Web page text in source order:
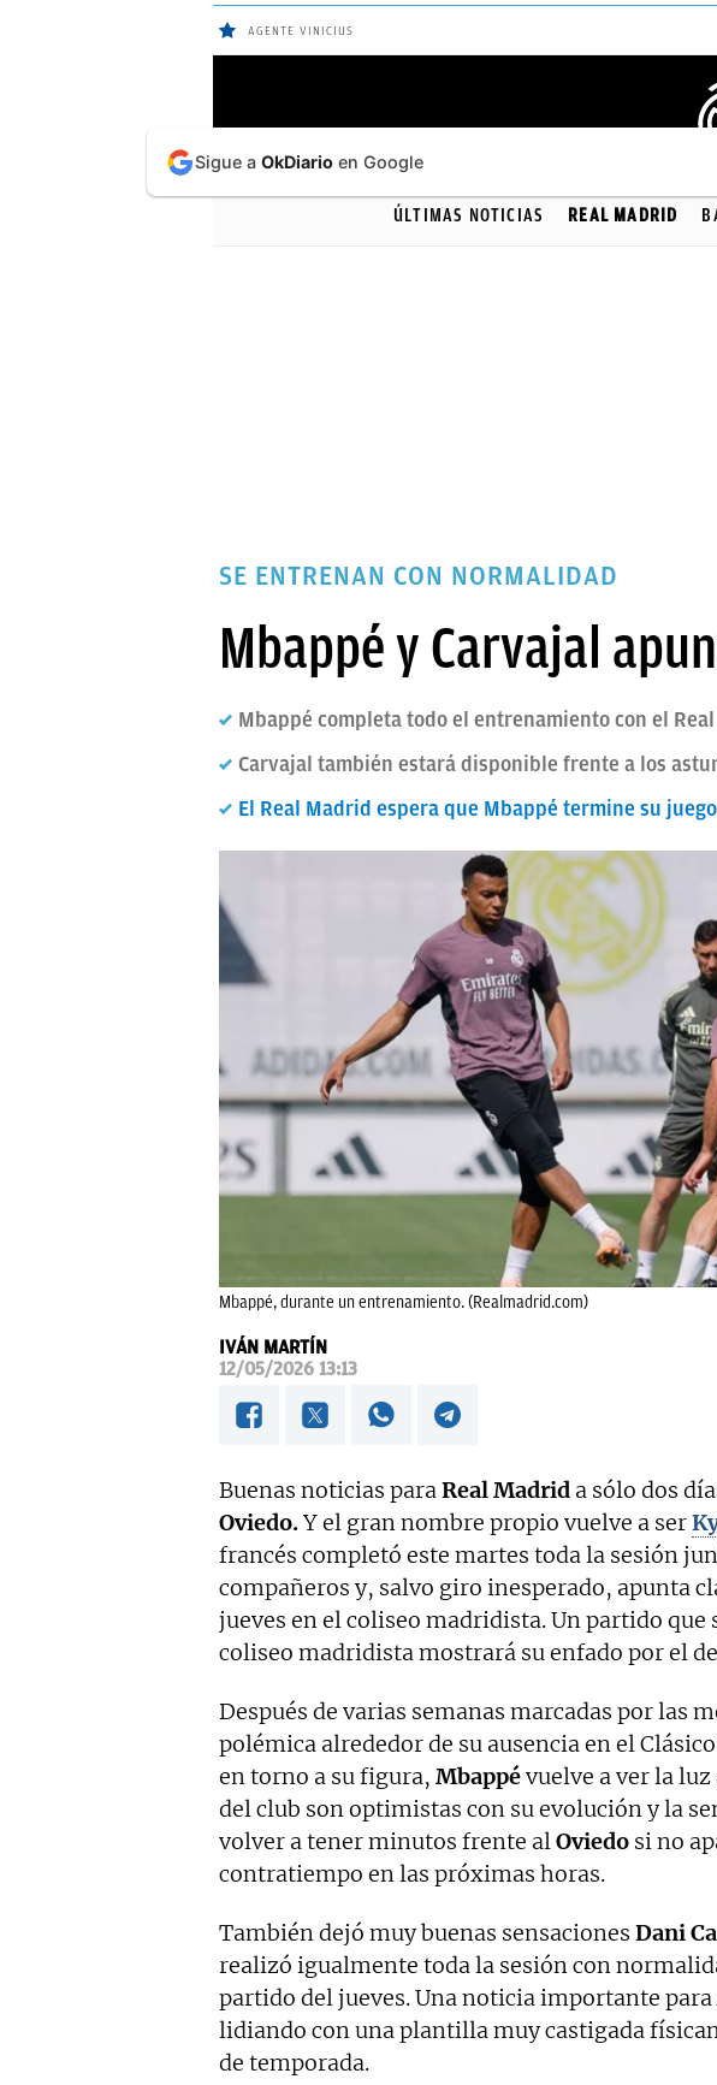
AGENTE VINICIUS
ÚLTIMAS
NOTICIAS
ÚLTIMAS NOTICIAS REAL MADRID
SE ENTRENAN CON NORMALIDAD
Mbappé y Carvajal
Mbappé completa todo el entrenamiento con el
Carvajal también estará disponible frente a los
El Real Madrid espera que Mbappé termine su
Mbappé, durante un entrenamiento. (Realmadrid.com)
IVÁN MARTÍN
12/05/2026 13:13
Buenas noticias paraReal Madrid a sólo dos
Oviedo.Y el gran nombre propio vuelve a ser
francés completó este martes toda la sesión
compañeros y, salvo giro inesperado, apunta
jueves en el coliseo madridista. Un partido que
coliseo madridista mostrará su enfado por el
Después de varias semanas marcadas por las
polémica alrededor de su ausencia en el
en torno a su figura, Mbappévuelve a ver la
del club son optimistas con su evolución y la
volver a tener minutos frente alOviedo si no
contratiempo en las próximas horas.
También dejó muy buenas sensaciones Dani
realizó igualmente toda la sesión con
partido del jueves. Una noticia importante para
lidiando con una plantilla muy castigada
de temporada.
Sigue a OkDiario en Google